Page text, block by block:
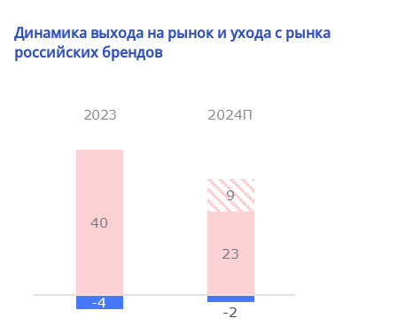
Динамика выхода на рынок и ухода с рынка
российских брендов